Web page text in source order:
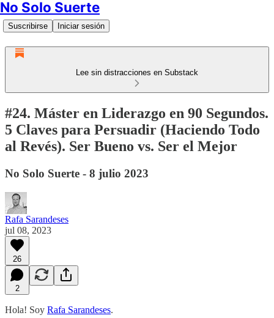
No Solo Suerte
Suscribirse Iniciar sesión
Lee sin distracciones en Substack
#24. Máster en Liderazgo en 90 Segundos.
5 Claves para Persuadir (Haciendo Todo
al Revés). Ser Bueno vs. Ser el Mejor
No Solo Suerte - 8 julio 2023
Rafa Sarandeses
jul 08, 2023
26
2
Hola! Soy Rafa Sarandeses.